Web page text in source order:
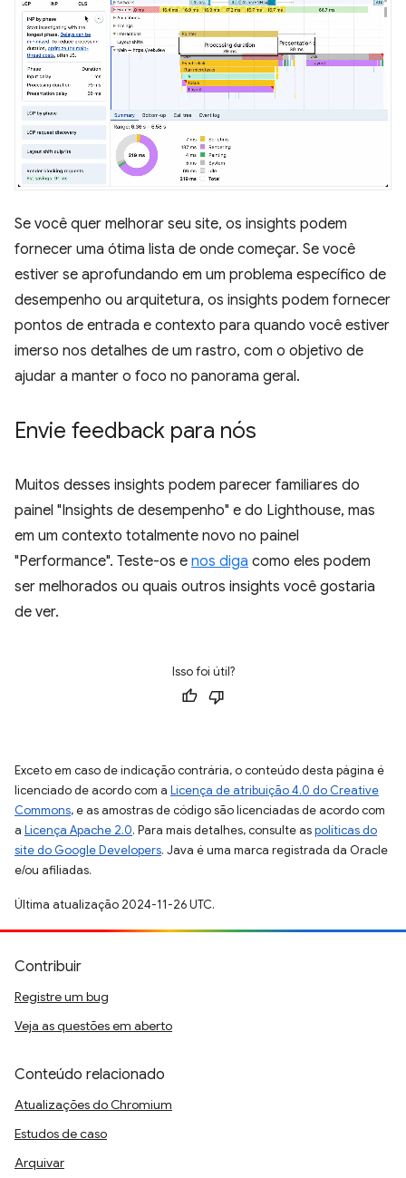
Se você quer melhorar seu site, os insights podem
fornecer uma ótima lista de onde começar. Se você
estiver se aprofundando em um problema específico de
desempenho ou arquitetura, os insights podem fornecer
pontos de entrada e contexto para quando você estiver
imerso nos detalhes de um rastro, com o objetivo de
ajudar a manter o foco no panorama geral.
Envie feedback para nós
Muitos desses insights podem parecer familiares do
painel "Insights de desempenho" e do Lighthouse, mas
em um contexto totalmente novo no painel
"Performance". Teste-os e nos diga como eles podem
ser melhorados ou quais outros insights você gostaria
de ver.
Isso foi útil?
Exceto em caso de indicação contrária, o conteúdo desta página é
licenciado de acordo com a Licença de atribuição 4.0 do Creative
Commons, e as amostras de código são licenciadas de acordo com
a Licença Apache 2.0. Para mais detalhes, consulte aspolíticas do
site do Google Developers. Java é uma marca registrada da Oracle
e/ou afiliadas.
Última atualização 2024-11-26 UTC.
Contribuir
Registre um bug
Veja as questões em aberto
Conteúdo relacionado
Atualizações do Chromium
Estudos de caso
Arquivar